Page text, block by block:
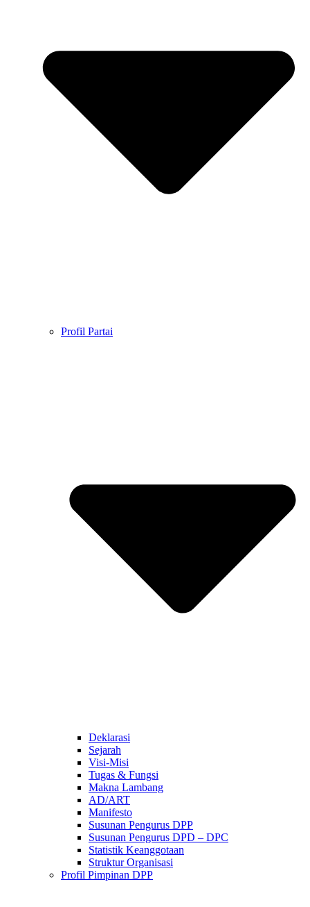
Profil Partai
Deklarasi
Sejarah
Visi-Misi
Tugas & Fungsi
Makna Lambang
AD/ART
Manifesto
Susunan Pengurus DPP
Susunan Pengurus DPD – DPC​
Statistik Keanggotaan
Struktur Organisasi
Profil Pimpinan DPP